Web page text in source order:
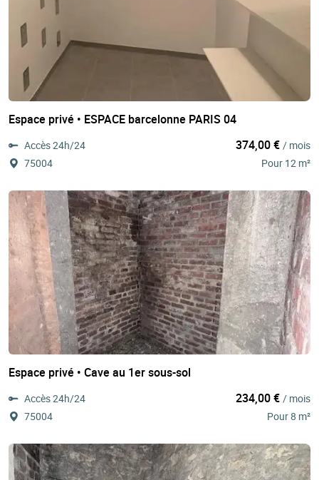
Espace privé • ESPACE barcelonne PARIS 04
Accès 24h/24
75004
374,00 € / mois
Pour 12 m²
Espace privé • Cave au 1er sous-sol
Accès 24h/24
75004
234,00 € / mois
Pour 8 m²